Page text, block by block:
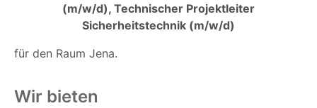
(m/w/d), Technischer Projektleiter
Sicherheitstechnik (m/w/d)
für den Raum Jena.
Wir bieten